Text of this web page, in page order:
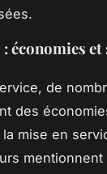
économies
de
des
mise en